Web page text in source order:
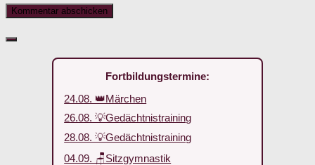
Fortbildungstermine:
24.08. 👑Märchen
26.08. 💡Gedächtnistraining
28.08. 💡Gedächtnistraining
04.09. 🪑Sitzgymnastik